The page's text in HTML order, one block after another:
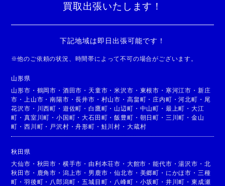
買取出張いたします！
下記地域は即日出張可能です！
※他のご依頼の状況、時間帯によって不可の場合がございます。
山形県
山形市 ・ 鶴岡市 ・ 酒田市 ・ 天童市 ・米沢市 ・ 東根市 ・ 寒河江市 ・ 新庄
市 ・ 上山市 ・南陽市 ・長井市 ・ 村山市 ・ 高畠町 ・ 庄内町 ・河北町 ・ 尾
花沢市 ・ 川西町 ・ 遊佐町 ・ 白鷹町 ・ 山辺町 ・ 中山町 ・ 最上町 ・ 大江
町 ・真室川町 ・小国町 ・大石田町 ・飯豊町 ・ 朝日町 ・ 三川町 ・ 金山
町 ・西川町 ・ 戸沢村 ・舟形町 ・ 鮭川村 ・ 大蔵村
秋田県
大仙市 ・ 秋田市 ・ 横手市 ・ 由利本荘市 ・ 大館市 ・能代市 ・湯沢市 ・ 北
秋田市 ・ 鹿角市 ・ 潟上市 ・ 男鹿市 ・仙北市 ・ 美郷町 ・ にかほ市 ・ 三種
町 ・羽後町 ・ 八郎潟町 ・五城目町 ・ 八峰町 ・ 小坂町 ・ 井川町 ・ 東成瀬